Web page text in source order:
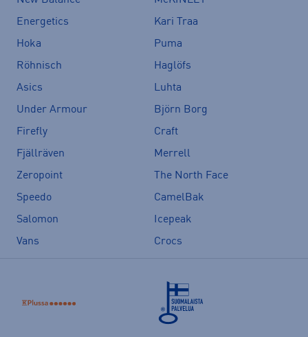
Energetics
Kari Traa
Hoka
Puma
Röhnisch
Haglöfs
Asics
Luhta
Under Armour
Björn Borg
Firefly
Craft
Fjällräven
Merrell
Zeropoint
The North Face
Speedo
CamelBak
Salomon
Icepeak
Vans
Crocs